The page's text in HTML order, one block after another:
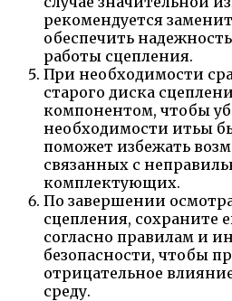
рекомендуется
обеспечить
работы сцепления.
При необходимости
старого диска
компонентом, чтобы
необходимости итьы
поможет избежать
связанных с
комплектующих.
По завершении
сцепления, сохраните
согласно правилам и
безопасности, чтобы
отрицательное
среду.